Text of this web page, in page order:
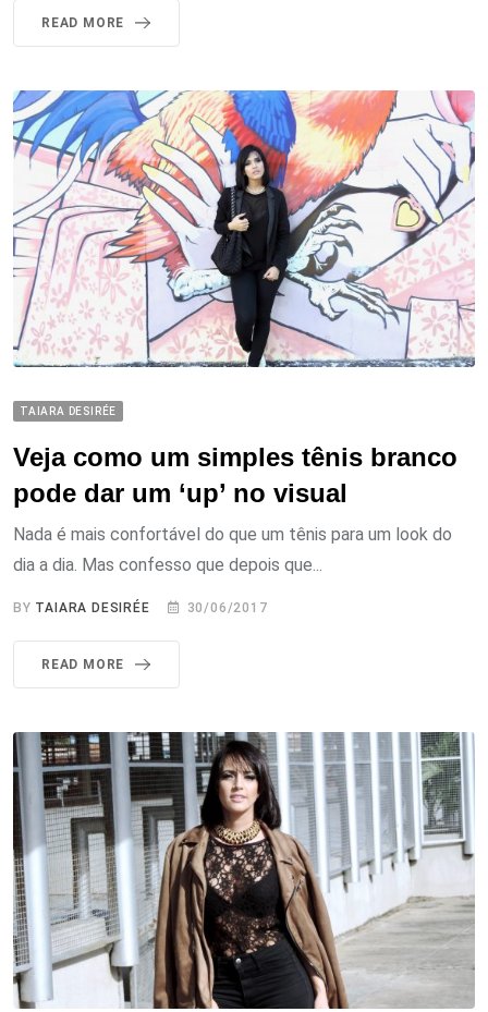
READ MORE
TAIARA DESIRÉE
Veja como um simples tênis branco
pode dar um ‘up’ no visual
Nada é mais confortável do que um tênis para um look do
dia a dia. Mas confesso que depois que...
BY TAIARA DESIRÉE 30/06/2017
READ MORE